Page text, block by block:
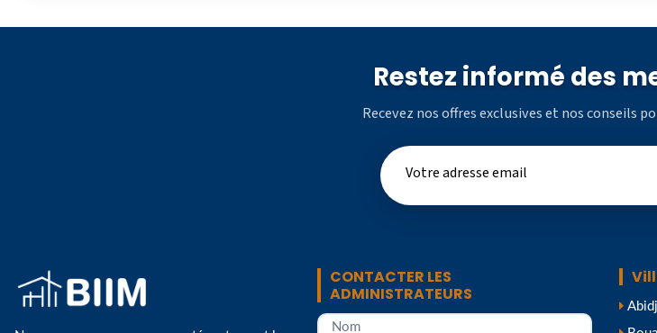
Restez informé des
Recevez nos offres exclusives et nos conseils
CONTACTER LES
ADMINISTRATEURS